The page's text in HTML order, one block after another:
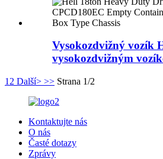
Vysokozdvižný vozík
vysokozdvižným
1 2 Další> >> Strana 1/2
Kontaktujte nás
O nás
Časté dotazy
Zprávy